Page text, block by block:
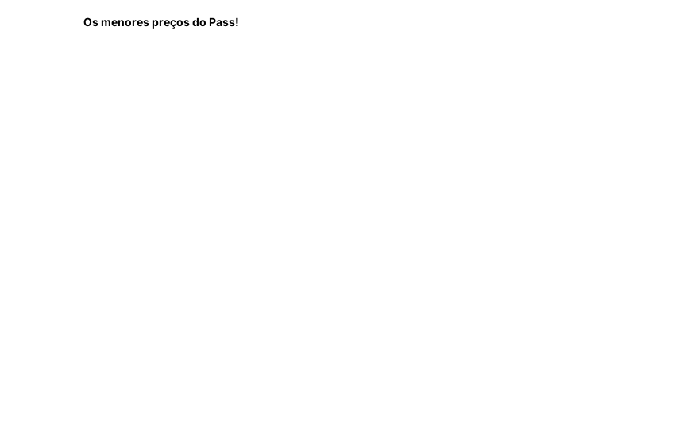
Os menores preços do Pass!
Saiba antes de ir Perguntas Frequentes